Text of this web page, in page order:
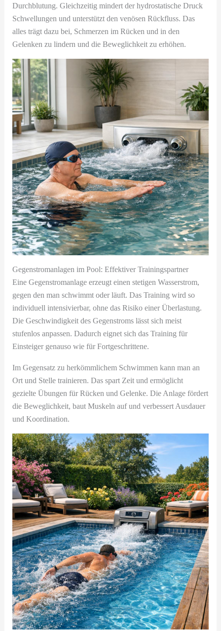
Durchblutung. Gleichzeitig mindert der hydrostatische Druck
Schwellungen und unterstützt den venösen Rückfluss. Das
alles trägt dazu bei, Schmerzen im Rücken und in den
Gelenken zu lindern und die Beweglichkeit zu erhöhen.
Gegenstromanlagen im Pool: Effektiver Trainingspartner
Eine Gegenstromanlage erzeugt einen stetigen Wasserstrom,
gegen den man schwimmt oder läuft. Das Training wird so
individuell intensivierbar, ohne das Risiko einer Überlastung.
Die Geschwindigkeit des Gegenstroms lässt sich meist
stufenlos anpassen. Dadurch eignet sich das Training für
Einsteiger genauso wie für Fortgeschrittene.
Im Gegensatz zu herkömmlichem Schwimmen kann man an
Ort und Stelle trainieren. Das spart Zeit und ermöglicht
gezielte Übungen für Rücken und Gelenke. Die Anlage fördert
die Beweglichkeit, baut Muskeln auf und verbessert Ausdauer
und Koordination.